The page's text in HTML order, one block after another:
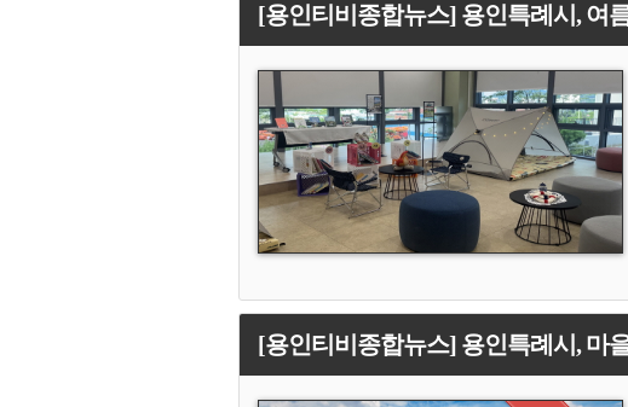
[용인티비종합뉴스] 용인특례시, 여